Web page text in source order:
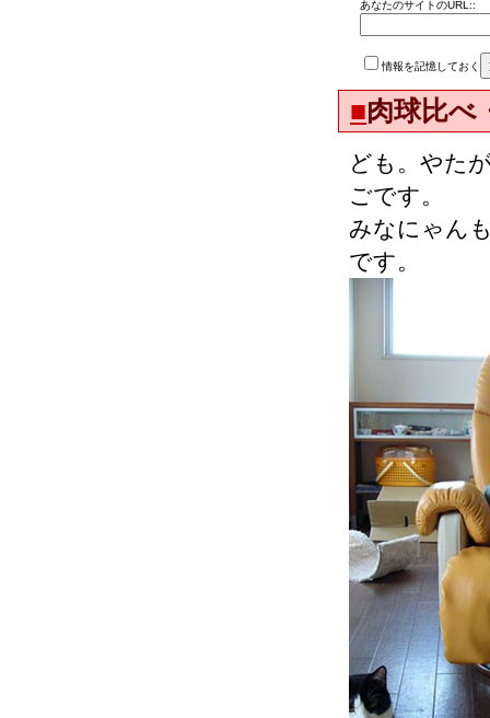
あなたのサイトのURL::
情報を記憶しておく
■肉球比べ
ども。やた
ごです。
みなにゃん
です。